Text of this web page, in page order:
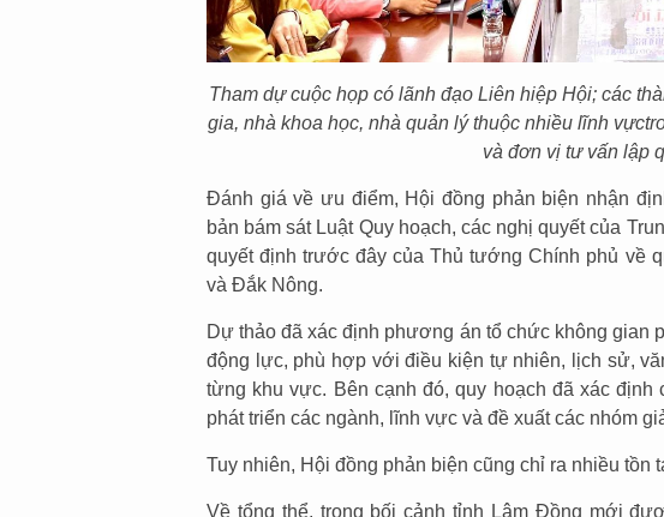
Tham dự cuộc họp có lãnh đạo Liên hiệp Hội; các
gia, nhà khoa học, nhà quản lý thuộc nhiều lĩnh vực
và đơn vị tư vấn lập
Đánh giá về ưu điểm, Hội đồng phản biện nhận
bản bám sát Luật Quy hoạch, các nghị quyết của
quyết định trước đây của Thủ tướng Chính phủ về
và Đắk Nông.
Dự thảo đã xác định phương án tổ chức không gian
động lực, phù hợp với điều kiện tự nhiên, lịch sử,
từng khu vực. Bên cạnh đó, quy hoạch đã xác
phát triển các ngành, lĩnh vực và đề xuất các nhóm
Tuy nhiên, Hội đồng phản biện cũng chỉ ra nhiều tồn
Về tổng thể, trong bối cảnh tỉnh Lâm Đồng mới